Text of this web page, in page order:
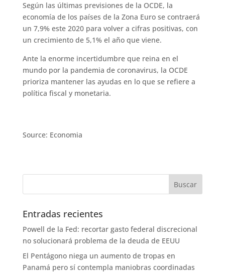
Según las últimas previsiones de la OCDE, la
economía de los países de la Zona Euro se contraerá
un 7,9% este 2020 para volver a cifras positivas, con
un crecimiento de 5,1% el año que viene.
Ante la enorme incertidumbre que reina en el
mundo por la pandemia de coronavirus, la OCDE
prioriza mantener las ayudas en lo que se refiere a
política fiscal y monetaria.
Source: Economia
Entradas recientes
Powell de la Fed: recortar gasto federal discrecional
no solucionará problema de la deuda de EEUU
El Pentágono niega un aumento de tropas en
Panamá pero sí contempla maniobras coordinadas